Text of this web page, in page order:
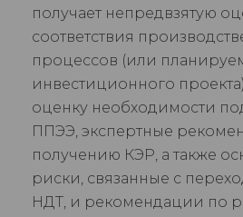
получает непредвзятую
соответствия
процессов (или
инвестиционного
оценку необходимости
ППЭЭ, экспертные
получению КЭР, а также
риски, связанные с
НДТ, и рекомендации по